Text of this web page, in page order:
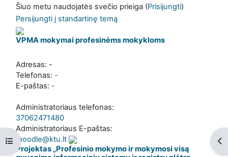
Atverti kurso rodyklę
Šiuo metu naudojatės svečio prieiga (Prisijungti)
Persijungti į standartinę temą
VPMA mokymai profesinėms mokykloms
Adresas: -
Telefonas: -
E-paštas: -
Administratoriaus telefonas:
37062471480
Administratoriaus E-paštas:
moodle@ktu.lt
Projektas „Profesinio mokymo ir mokymosi visą